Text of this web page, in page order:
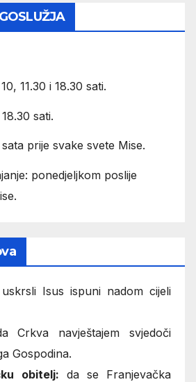
11.30 i 18.30 sati.
sati.
prije svake svete Mise.
ponedjeljkom poslije
Isus ispuni nadom cijeli
Crkva navještajem svjedoči
Gospodina.
obitelj: da se Franjevačka